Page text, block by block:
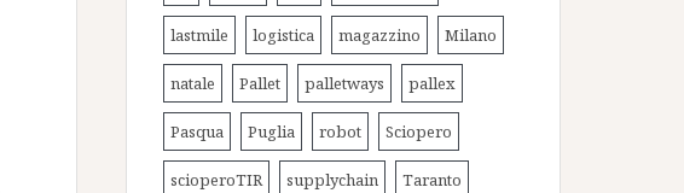
lastmile logistica magazzino Milano
natale Pallet palletways pallex
Pasqua Puglia robot Sciopero
scioperoTIR supplychain Taranto